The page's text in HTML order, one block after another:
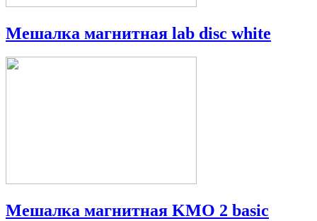
Мешалка магнитная lab disc white
Мешалка магнитная KMO 2 basic